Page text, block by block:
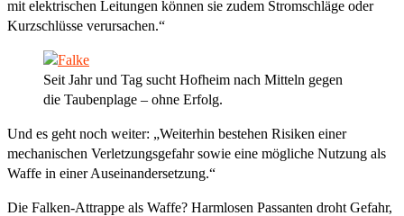
mit elektrischen Leitungen können sie zudem Stromschläge oder
Kurzschlüsse verursachen.“
Seit Jahr und Tag sucht Hofheim nach Mitteln gegen
die Taubenplage – ohne Erfolg.
Und es geht noch weiter: „Weiterhin bestehen Risiken einer
mechanischen Verletzungsgefahr sowie eine mögliche Nutzung als
Waffe in einer Auseinandersetzung.“
Die Falken-Attrappe als Waffe? Harmlosen Passanten droht Gefahr,